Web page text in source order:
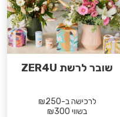
שובר לרשת ZER4U
לרכישה ב-₪250
בשווי ₪300